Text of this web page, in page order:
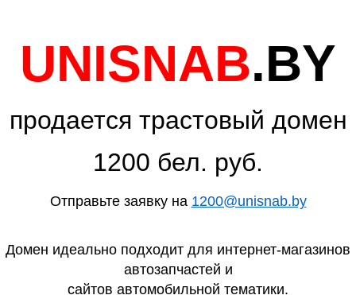
UNISNAB.BY
продается трастовый домен
1200 бел. руб.
Отправьте заявку на 1200@unisnab.by
Домен идеально подходит для интернет-магазинов
автозапчастей и
сайтов автомобильной тематики.